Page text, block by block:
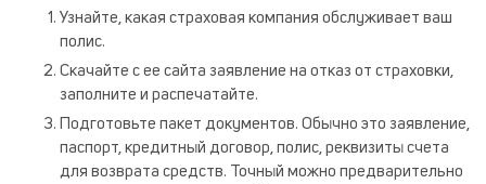
Узнайте, какая страховая компания обслуживает ваш
полис.
Скачайте с ее сайта заявление на отказ от страховки,
заполните и распечатайте.
Подготовьте пакет документов. Обычно это заявление,
паспорт, кредитный договор, полис, реквизиты счета
для возврата средств. Точный можно предварительно